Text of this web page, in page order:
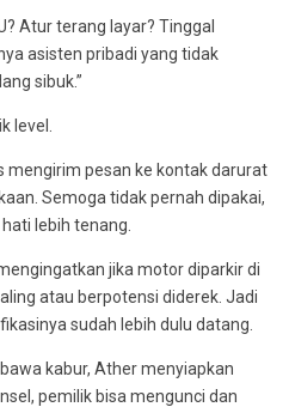
Atur terang layar? Tinggal
asisten pribadi yang tidak
sibuk.”
level.
mengirim pesan ke kontak darurat
Semoga tidak pernah dipakai,
lebih tenang.
jika motor diparkir di
atau berpotensi diderek. Jadi
sudah lebih dulu datang.
kabur, Ather menyiapkan
pemilik bisa mengunci dan